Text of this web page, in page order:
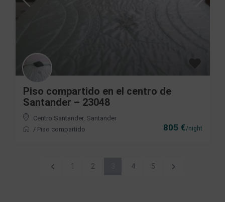
805 €/night
Piso compartido en el centro de
Santander – 23048
Centro Santander, Santander
/ Piso compartido
1 2 4 5